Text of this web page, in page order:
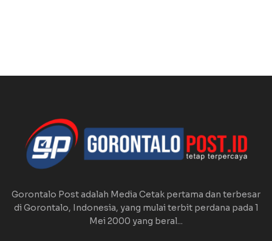
Gorontalo Post adalah Media Cetak pertama dan terbesar
di Gorontalo, Indonesia, yang mulai terbit perdana pada 1
Mei 2000 yang beral...